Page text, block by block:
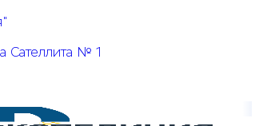
Сателлита № 1